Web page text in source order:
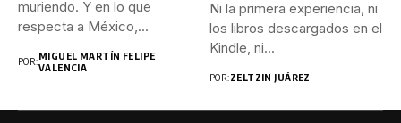
muriendo. Y en lo que
respecta a México,...
POR:MIGUEL MARTÍN FELIPE
VALENCIA
Ni la primera experiencia, ni
los libros descargados en el
Kindle, ni...
POR:ZELTZIN JUÁREZ